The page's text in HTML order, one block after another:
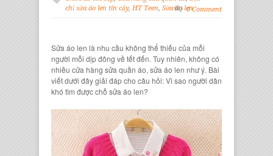
chỉ sửa áo len tin cậy, HT Teen, Sửa áo len0 Comment
Sửa áo len là nhu cầu không thể thiếu của mỗi
người mỗi dịp đông về tết đến. Tuy nhiên, không có
nhiều cửa hàng sửa quần áo, sửa áo len như ý. Bài
viết dưới đây giải đáp cho câu hỏi:Vì sao người dân
khó tìm được chỗ sửa áo len?